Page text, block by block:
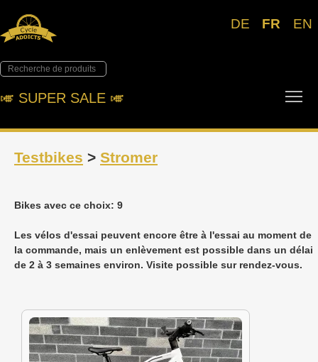
DE FR EN
🎺︎ SUPER SALE 🎺︎
Testbikes > Stromer
Bikes avec ce choix: 9
Les vélos d'essai peuvent encore être à l'essai au moment de
la commande, mais un enlèvement est possible dans un délai
de 2 à 3 semaines environ. Visite possible sur rendez-vous.